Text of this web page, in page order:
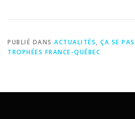
PUBLIÉ DANS ACTUALITÉS, ÇA SE
TROPHÉES FRANCE-QUÉBEC